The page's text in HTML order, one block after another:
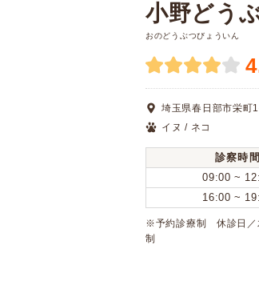
小野どう
おのどうぶつびょういん
埼玉県春日部市栄町
イヌ / ネコ
診察時間
09:00 ~
16:00 ~
※予約診療制 休診日
制